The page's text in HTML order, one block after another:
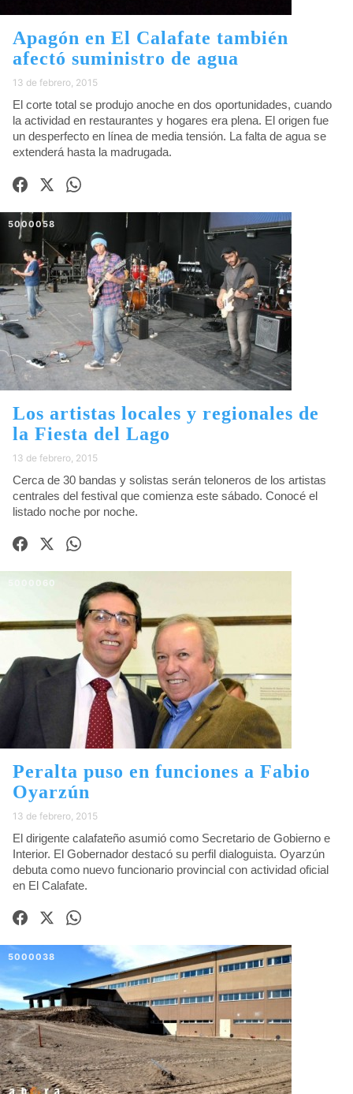
Apagón en El Calafate también
afectó suministro de agua
13 de febrero, 2015
El corte total se produjo anoche en dos oportunidades, cuando
la actividad en restaurantes y hogares era plena. El origen fue
un desperfecto en línea de media tensión. La falta de agua se
extenderá hasta la madrugada.
5000058
Los artistas locales y regionales de
la Fiesta del Lago
13 de febrero, 2015
Cerca de 30 bandas y solistas serán teloneros de los artistas
centrales del festival que comienza este sábado. Conocé el
listado noche por noche.
5000060
Peralta puso en funciones a Fabio
Oyarzún
13 de febrero, 2015
El dirigente calafateño asumió como Secretario de Gobierno e
Interior. El Gobernador destacó su perfil dialoguista. Oyarzún
debuta como nuevo funcionario provincial con actividad oficial
en El Calafate.
5000038